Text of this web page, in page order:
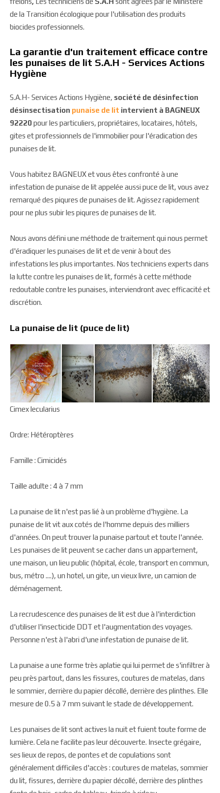
de la Transition écologique pour l'utilisation des produits
biocides professionnels.
La garantie d'un traitement efficace contre
les punaises de lit S.A.H - Services Actions
Hygiène
S.A.H- Services Actions Hygiène, société de désinfection
désinsectisation punaise de lit intervient à BAGNEUX
92220pour les particuliers, propriétaires, locataires, hôtels,
gites et professionnels de l'immobilier pour l'éradication des
punaises de lit.
Vous habitez BAGNEUX et vous êtes confronté à une
infestation de punaise de lit appelée aussi puce de lit, vous avez
remarqué des piqures de punaises de lit. Agissez rapidement
pour ne plus subir les piqures de punaises de lit.
Nous avons défini une méthode de traitement qui nous permet
d'éradiquer les punaises de lit et de venir à bout des
infestations les plus importantes. Nos techniciens experts dans
la lutte contre les punaises de lit, formés à cette méthode
redoutable contre les punaises, interviendront avec efficacité et
discrétion.
La punaise de lit (puce de lit)
Cimex lecularius
Ordre: Hétéroptères
Famille : Cimicidés
Taille adulte : 4 à 7 mm
La punaise de lit n'est pas lié à un problème d'hygiène. La
punaise de lit vit aux cotés de l'homme depuis des milliers
d'années. On peut trouver la punaise partout et toute l'année.
Les punaises de lit peuvent se cacher dans un appartement,
une maison, un lieu public (hôpital, école, transport en commun,
bus, métro ....), un hotel, un gite, un vieux livre, un camion de
déménagement.
La recrudescence des punaises de lit est due à l'interdiction
d'utiliser l'insecticide DDT et l'augmentation des voyages.
Personne n'est à l'abri d'une infestation de punaise de lit.
La punaise a une forme très aplatie qui lui permet de s'infiltrer à
peu près partout, dans les fissures, coutures de matelas, dans
le sommier, derrière du papier décollé, derrière des plinthes. Elle
mesure de 0.5 à 7 mm suivant le stade de développement.
Les punaises de lit sont actives la nuit et fuient toute forme de
lumière. Cela ne facilite pas leur découverte. Insecte grégaire,
ses lieux de repos, de pontes et de copulations sont
généralement difficiles d'accès : coutures de matelas, sommier
du lit, fissures, derrière du papier décollé, derrière des plinthes